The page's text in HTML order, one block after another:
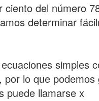
ciento del número
determinar
simples
por lo que
puede llamarse x